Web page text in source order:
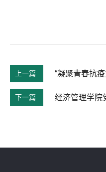
上一篇
下一篇